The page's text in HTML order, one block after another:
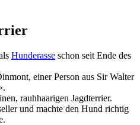
Hunderasse schon seit Ende des
einer Person aus Sir Walter
rauhhaarigen Jagdterrier.
und machte den Hund richtig